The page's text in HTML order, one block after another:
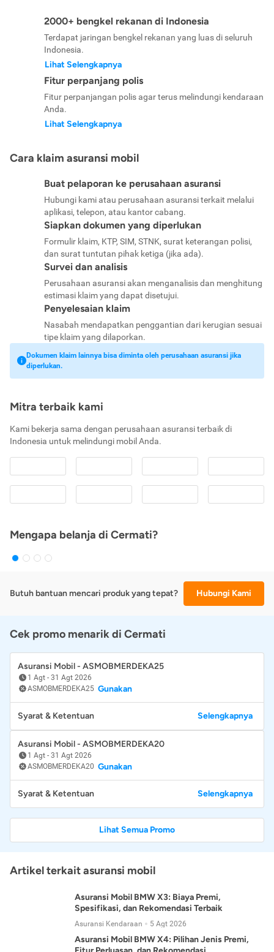
2000+ bengkel rekanan di Indonesia
Terdapat jaringan bengkel rekanan yang luas di seluruh
Indonesia.
Lihat Selengkapnya
Fitur perpanjang polis
Fitur perpanjangan polis agar terus melindungi kendaraan
Anda.
Lihat Selengkapnya
Cara klaim asuransi mobil
Buat pelaporan ke perusahaan asuransi
Hubungi kami atau perusahaan asuransi terkait melalui
aplikasi, telepon, atau kantor cabang.
Siapkan dokumen yang diperlukan
Formulir klaim, KTP, SIM, STNK, surat keterangan polisi,
dan surat tuntutan pihak ketiga (jika ada).
Survei dan analisis
Perusahaan asuransi akan menganalisis dan menghitung
estimasi klaim yang dapat disetujui.
Penyelesaian klaim
Nasabah mendapatkan penggantian dari kerugian sesuai
tipe klaim yang dilaporkan.
Dokumen klaim lainnya bisa diminta oleh perusahaan asuransi jika
diperlukan.
Mitra terbaik kami
Kami bekerja sama dengan perusahaan asuransi terbaik di
Indonesia untuk melindungi mobil Anda.
Mengapa belanja di Cermati?
Butuh bantuan mencari produk yang tepat? Hubungi Kami
Cek promo menarik di Cermati
Asuransi Mobil - ASMOBMERDEKA25
1 Agt - 31 Agt 2026
ASMOBMERDEKA25 Gunakan
Syarat & Ketentuan Selengkapnya
Asuransi Mobil - ASMOBMERDEKA20
1 Agt - 31 Agt 2026
ASMOBMERDEKA20 Gunakan
Syarat & Ketentuan Selengkapnya
Lihat Semua Promo
Artikel terkait asuransi mobil
Asuransi Mobil BMW X3: Biaya Premi,
Spesifikasi, dan Rekomendasi Terbaik
Asuransi Kendaraan 5 Agt 2026
Asuransi Mobil BMW X4: Pilihan Jenis Premi,